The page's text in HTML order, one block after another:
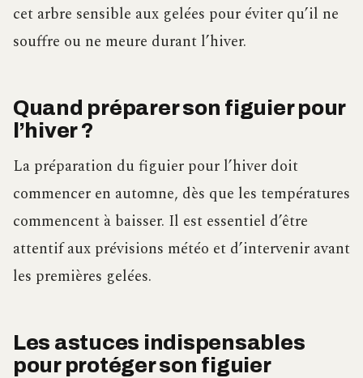
cet arbre sensible aux gelées pour éviter qu’il ne
souffre ou ne meure durant l’hiver.
Quand préparer son figuier pour
l’hiver ?
La préparation du figuier pour l’hiver doit
commencer en automne, dès que les températures
commencent à baisser. Il est essentiel d’être
attentif aux prévisions météo et d’intervenir avant
les premières gelées.
Les astuces indispensables
pour protéger son figuier